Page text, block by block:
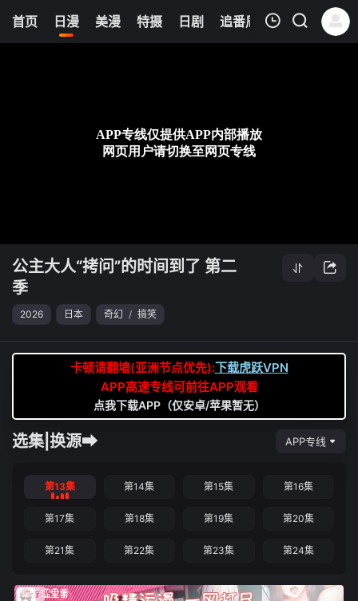
首页 日漫 美漫 特摄 日剧 追番周表 今日更新
0
清空
公主大人“拷问”的时间到了 第二
季
2026 日本 奇幻 / 搞笑
卡顿请翻墙(亚洲节点优先):下载虎跃VPN
APP高速专线可前往APP观看
点我下载APP（仅安卓/苹果暂无）
选集|换源➡ APP专线
第13集 第14集 第15集 第16集
第17集 第18集 第19集 第20集
第21集 第22集 第23集 第24集